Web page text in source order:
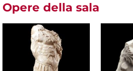
Opere della sala